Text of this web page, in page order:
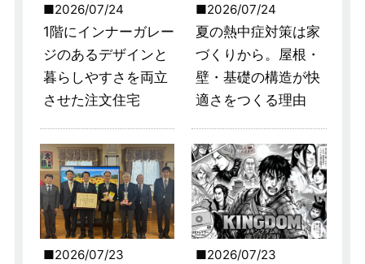
2026/07/24
1階にインナーガレー
ジのあるデザインと
暮らしやすさを両立
させた注文住宅
2026/07/24
夏の熱中症対策は家
づくりから。屋根・
壁・基礎の構造が快
適さをつくる理由
2026/07/23 2026/07/23